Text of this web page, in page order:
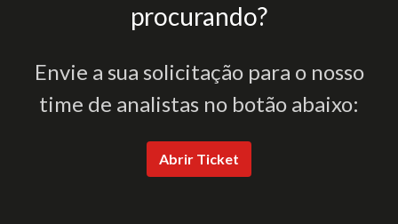
procurando?
Envie a sua solicitação para o nosso
time de analistas no botão abaixo:
Abrir Ticket